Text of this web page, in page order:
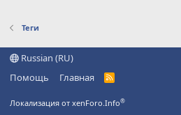
Теги
Russian (RU)
Помощь
Главная
R
Локализация от xenForo.Info®